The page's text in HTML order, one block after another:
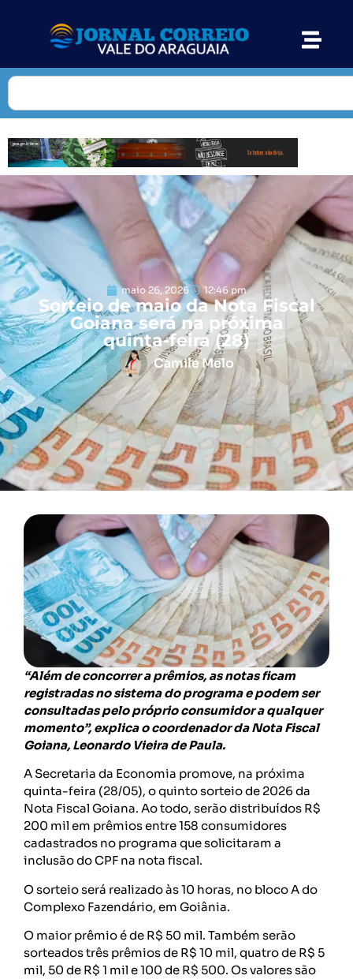
maio 26, 2026 12:46 pm
Sorteio de maio da Nota Fiscal
Goiana será na próxima
quinta-feira (28)
Camile Melo
“Além de concorrer a prêmios, as notas ficam
registradas no sistema do programa e podem ser
consultadas pelo próprio consumidor a qualquer
momento”, explica o coordenador da Nota Fiscal
Goiana, Leonardo Vieira de Paula.
A Secretaria da Economia promove, na próxima
quinta-feira (28/05), o quinto sorteio de 2026 da
Nota Fiscal Goiana. Ao todo, serão distribuídos R$
200 mil em prêmios entre 158 consumidores
cadastrados no programa que solicitaram a
inclusão do CPF na nota fiscal.
O sorteio será realizado às 10 horas, no bloco A do
Complexo Fazendário, em Goiânia.
O maior prêmio é de R$ 50 mil. Também serão
sorteados três prêmios de R$ 10 mil, quatro de R$ 5
mil, 50 de R$ 1 mil e 100 de R$ 500. Os valores são